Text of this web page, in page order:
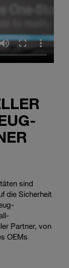
sind
die Sicherheit
Partner, von
OEMs